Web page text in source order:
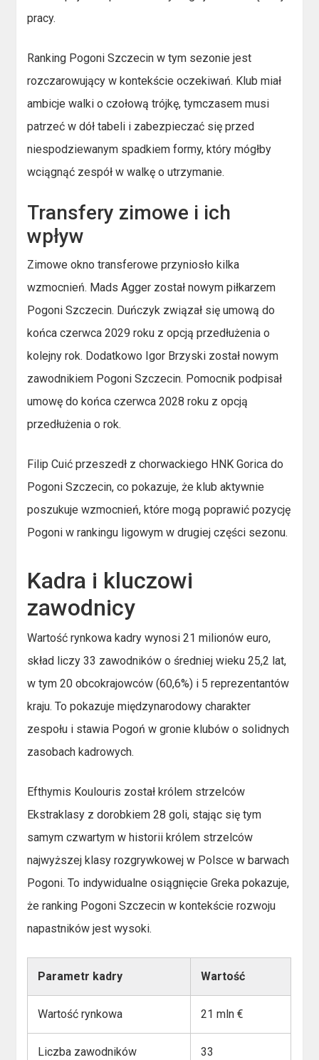
pracy.
Ranking Pogoni Szczecin w tym sezonie jest
rozczarowujący w kontekście oczekiwań. Klub miał
ambicje walki o czołową trójkę, tymczasem musi
patrzeć w dół tabeli i zabezpieczać się przed
niespodziewanym spadkiem formy, który mógłby
wciągnąć zespół w walkę o utrzymanie.
Transfery zimowe i ich
wpływ
Zimowe okno transferowe przyniosło kilka
wzmocnień. Mads Agger został nowym piłkarzem
Pogoni Szczecin. Duńczyk związał się umową do
końca czerwca 2029 roku z opcją przedłużenia o
kolejny rok. Dodatkowo Igor Brzyski został nowym
zawodnikiem Pogoni Szczecin. Pomocnik podpisał
umowę do końca czerwca 2028 roku z opcją
przedłużenia o rok.
Filip Cuić przeszedł z chorwackiego HNK Gorica do
Pogoni Szczecin, co pokazuje, że klub aktywnie
poszukuje wzmocnień, które mogą poprawić pozycję
Pogoni w rankingu ligowym w drugiej części sezonu.
Kadra i kluczowi
zawodnicy
Wartość rynkowa kadry wynosi 21 milionów euro,
skład liczy 33 zawodników o średniej wieku 25,2 lat,
w tym 20 obcokrajowców (60,6%) i 5 reprezentantów
kraju. To pokazuje międzynarodowy charakter
zespołu i stawia Pogoń w gronie klubów o solidnych
zasobach kadrowych.
Efthymis Koulouris został królem strzelców
Ekstraklasy z dorobkiem 28 goli, stając się tym
samym czwartym w historii królem strzelców
najwyższej klasy rozgrywkowej w Polsce w barwach
Pogoni. To indywidualne osiągnięcie Greka pokazuje,
że ranking Pogoni Szczecin w kontekście rozwoju
napastników jest wysoki.
Parametr kadry Wartość
Wartość rynkowa 21 mln €
Liczba zawodników 33